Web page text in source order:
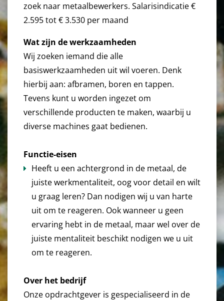
zoek naar metaalbewerkers. Salarisindicatie €
2.595 tot € 3.530 per maand
Wat zijn de werkzaamheden
Wij zoeken iemand die alle
basiswerkzaamheden uit wil voeren. Denk
hierbij aan: afbramen, boren en tappen.
Tevens kunt u worden ingezet om
verschillende producten te maken, waarbij u
diverse machines gaat bedienen.
Functie-eisen
Heeft u een achtergrond in de metaal, de
juiste werkmentaliteit, oog voor detail en wilt
u graag leren? Dan nodigen wij u van harte
uit om te reageren. Ook wanneer u geen
ervaring hebt in de metaal, maar wel over de
juiste mentaliteit beschikt nodigen we u uit
om te reageren.
Over het bedrijf
Onze opdrachtgever is gespecialiseerd in de